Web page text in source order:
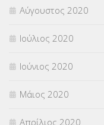
Αύγουστος 2020
Ιούλιος 2020
Ιούνιος 2020
Μάιος 2020
Απρίλιος 2020